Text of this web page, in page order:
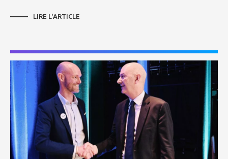
LIRE L'ARTICLE